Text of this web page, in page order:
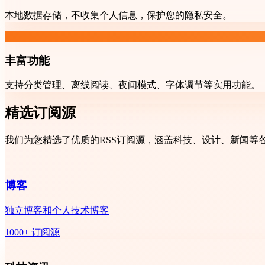
本地数据存储，不收集个人信息，保护您的隐私安全。
丰富功能
支持分类管理、离线阅读、夜间模式、字体调节等实用功能。
精选订阅源
我们为您精选了优质的RSS订阅源，涵盖科技、设计、新闻等
博客
独立博客和个人技术博客
1000+ 订阅源